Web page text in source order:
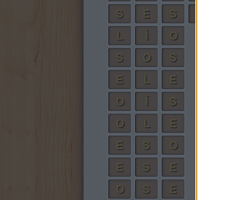
S
E S
L
Í
O
S
O
S
E
L
E
O
Í
S
O
L
E
E
S
O
E
S
E
O
S E